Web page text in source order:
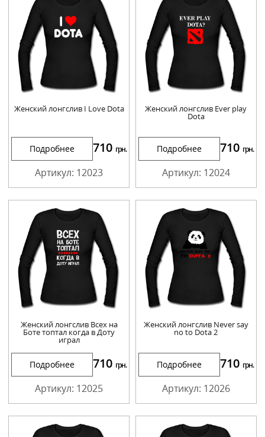
Женский лонгслив I Love Dota
Подробнее 710 грн.
Артикул: 12023
Женский лонгслив Ever play
Dota
Подробнее 710 грн.
Артикул: 12024
Женский лонгслив Всех на
Боте топтал когда в Доту
играл
Подробнее 710 грн.
Артикул: 12025
Женский лонгслив Never say
no to Dota 2
Подробнее 710 грн.
Артикул: 12026